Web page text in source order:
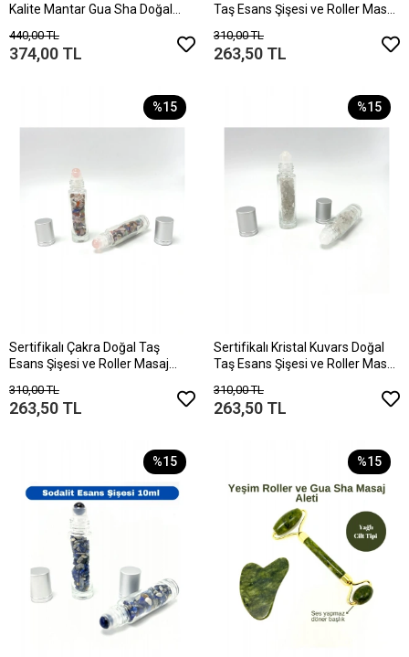
Kalite Mantar Gua Sha Doğal
440,00 TL
374,00 TL
Taş Esans Şişesi ve Roller Masaj
310,00 TL
263,50 TL
%15
Sertifikalı Çakra Doğal Taş
Esans Şişesi ve Roller Masaj
310,00 TL
263,50 TL
%15
Sertifikalı Kristal Kuvars Doğal
Taş Esans Şişesi ve Roller Masaj
310,00 TL
263,50 TL
%15 %15